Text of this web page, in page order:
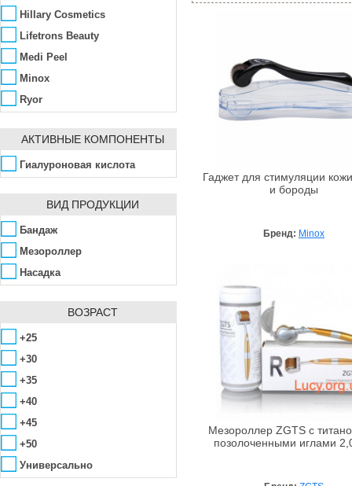
Hillary Cosmetics
Lifetrons Beauty
Medi Peel
Minox
Ryor
ZGTS
АКТИВНЫЕ КОМПОНЕНТЫ
Гиалуроновая кислота
ВИД ПРОДУКЦИИ
Бандаж
Мезороллер
Насадка
ВОЗРАСТ
+25
+30
+35
+40
+45
+50
Универсально
Гаджет для стимуляции
и бороды
Бренд: Minox
Мезороллер ZGTS с
позолоченными иглами